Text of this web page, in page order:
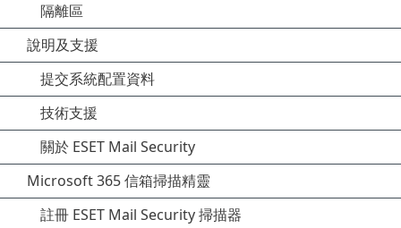
隔離區
說明及支援
提交系統配置資料
技術支援
關於 ESET Mail Security
Microsoft 365 信箱掃描精靈
註冊 ESET Mail Security 掃描器